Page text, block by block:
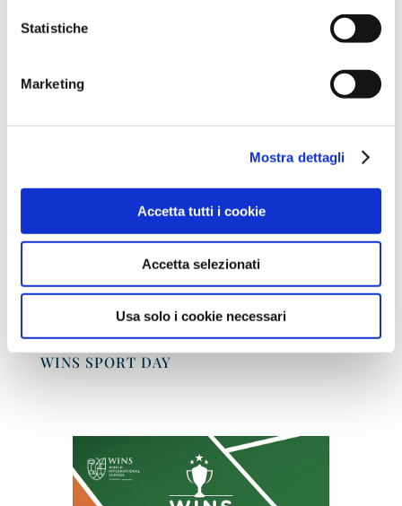
Statistiche
Marketing
Mostra dettagli
Accetta tutti i cookie
Accetta selezionati
Usa solo i cookie necessari
via email
Dichiaro di*
aver letto e compreso laprivacy
WINS SPORT DAY